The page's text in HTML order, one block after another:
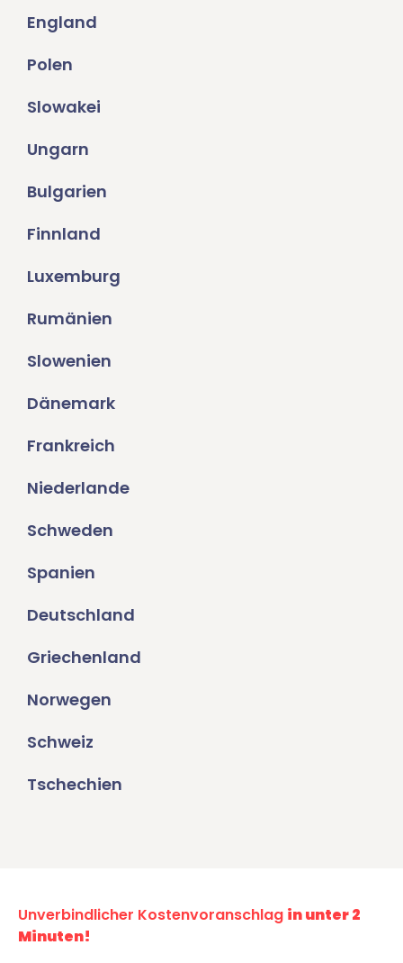
England
Polen
Slowakei
Ungarn
Bulgarien
Finnland
Luxemburg
Rumänien
Slowenien
Dänemark
Frankreich
Niederlande
Schweden
Spanien
Deutschland
Griechenland
Norwegen
Schweiz
Tschechien
Unverbindlicher Kostenvoranschlag in unter 2
Minuten!